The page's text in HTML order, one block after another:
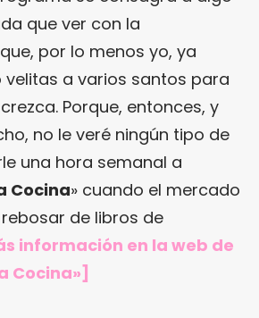
que ver con la
por lo menos yo, ya
velitas a varios santos para
Porque, entonces, y
no le veré ningún tipo de
una hora semanal a
Cocina» cuando el mercado
de libros de
información en la web de
Cocina»]